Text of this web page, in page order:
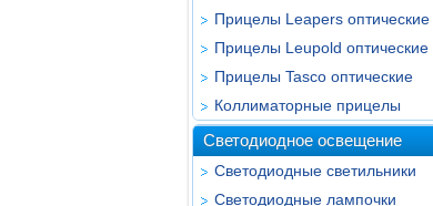
Прицелы Leapers оптические
Прицелы Leupold оптические
Прицелы Tasco оптические
Коллиматорные прицелы
Светодиодное освещение
Светодиодные светильники
Светодиодные лампочки